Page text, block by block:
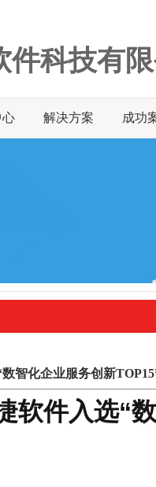
科技有限
心 解决方案 成功
智化企业服务创新
软件入选“